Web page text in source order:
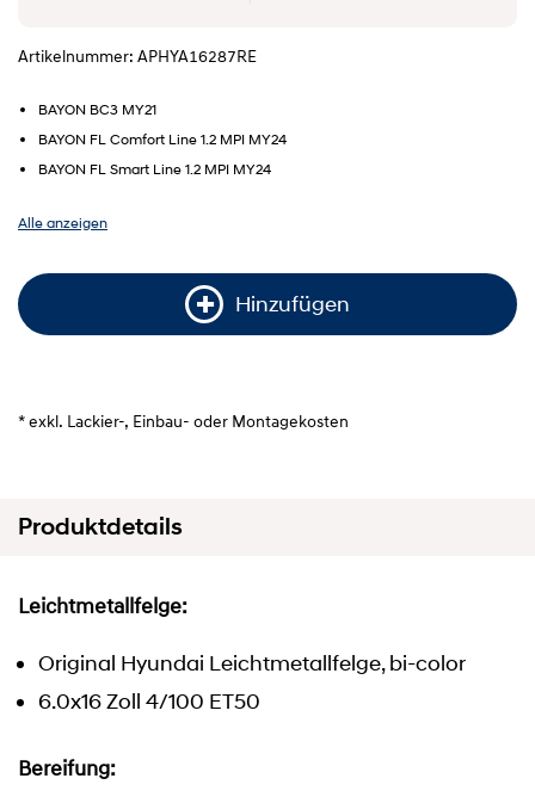
Artikelnummer: APHYA16287RE
BAYON BC3 MY21
BAYON FL Comfort Line 1.2 MPI MY24
BAYON FL Smart Line 1.2 MPI MY24
Alle anzeigen
Hinzufügen
* exkl. Lackier-, Einbau- oder Montagekosten
Produktdetails
Leichtmetallfelge:
Original Hyundai Leichtmetallfelge, bi-color
6.0x16 Zoll 4/100 ET50
Bereifung: